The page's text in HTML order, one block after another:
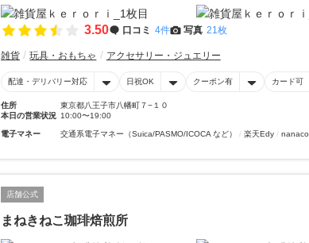
3.50 口コミ 4件 写真 21枚
雑貨 玩具・おもちゃ アクセサリー・ジュエリー
配達・デリバリー対応 日祝OK クーポン有 カード可
住所
東京都八王子市八幡町７−１０
本日の営業状況 10:00〜19:00
電子マネー 交通系電子マネー（Suica/PASMO/ICOCA など） 楽天Edy nanaco
店舗公式
まねきねこ珈琲焙煎所